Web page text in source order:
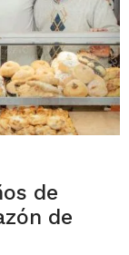
de
de